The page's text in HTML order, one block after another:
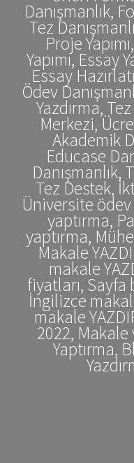
Danışmanlık,
Tez
Proje
Yapımı, Essay
Essay
Ödev
Yazdırma,
Merkezi,
Akademik
Educase
Danışmanlık,
Tez Destek,
Üniversite
yaptırma,
yaptırma,
Makale
makale
fiyatları, Sayfa
İngilizce
makale
2022,
Yaptırma,